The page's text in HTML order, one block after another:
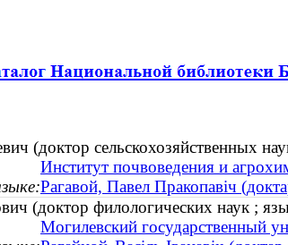
(доктор сельскохозяйственных
Институт почвоведения и
Рагавой, Павел Пракопавіч
(доктор филологических наук ;
Могилевский государственный